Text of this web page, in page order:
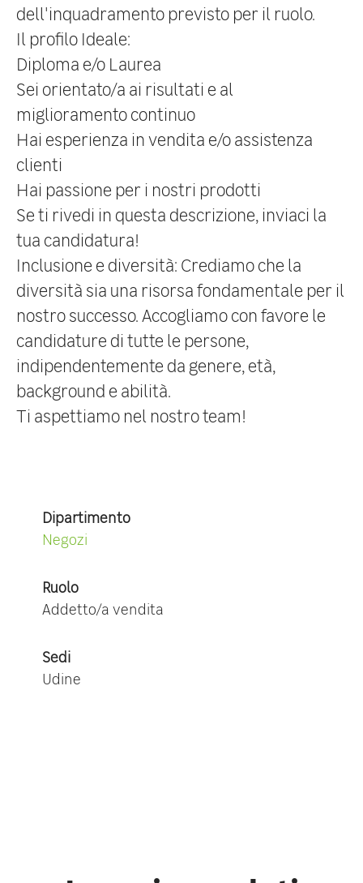
dell'inquadramento previsto per il ruolo.
Il profilo Ideale:
Diploma e/o Laurea
Sei orientato/a ai risultati e al
miglioramento continuo
Hai esperienza in vendita e/o assistenza
clienti
Hai passione per i nostri prodotti
Se ti rivedi in questa descrizione, inviaci la
tua candidatura!
Inclusione e diversità: Crediamo che la
diversità sia una risorsa fondamentale per il
nostro successo. Accogliamo con favore le
candidature di tutte le persone,
indipendentemente da genere, età,
background e abilità.
Ti aspettiamo nel nostro team!
Dipartimento
Negozi
Ruolo
Addetto/a vendita
Sedi
Udine